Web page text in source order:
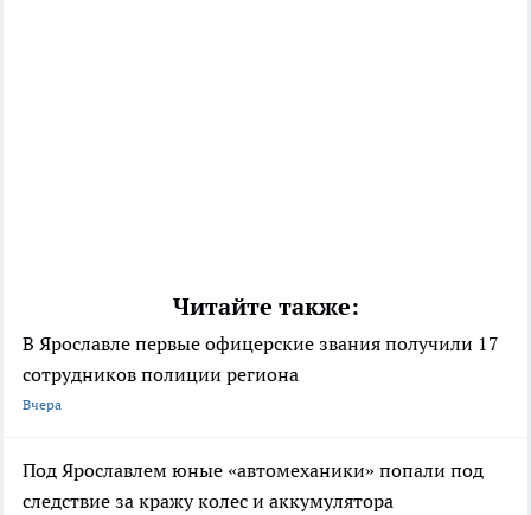
Читайте также:
В Ярославле первые офицерские звания получили 17
сотрудников полиции региона
Вчера
Под Ярославлем юные «автомеханики» попали под
следствие за кражу колес и аккумулятора